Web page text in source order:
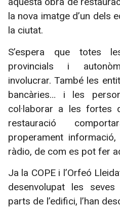
la nova imatge d’un dels
la ciutat.
S’espera que totes
provincials i
involucrar. També les
bancàries… i les
col·laborar a les fortes
restauració
properament
ràdio, de com es pot fer
Ja la COPE i l’Orfeó
desenvolupat les
parts de l’edifici, l’han